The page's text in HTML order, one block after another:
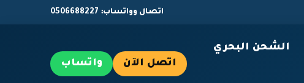
اتصال وواتساب: 0506688227
الشحن البحري
اتصل الآن واتساب